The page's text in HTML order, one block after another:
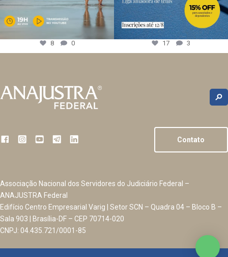
8 0 17 3
Contato
Associação Nacional dos Servidores do Judiciário Federal –
ANAJUSTRA Federal
Edifício Centro Empresarial Varig | Setor SCN – Quadra 04 – Bloco B –
Sala 903 | Brasília-DF – CEP 70714-020
CNPJ: 04.435.721/0001-85